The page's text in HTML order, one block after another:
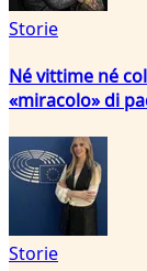
Storie
Né vittime né
«miracolo» di
Storie